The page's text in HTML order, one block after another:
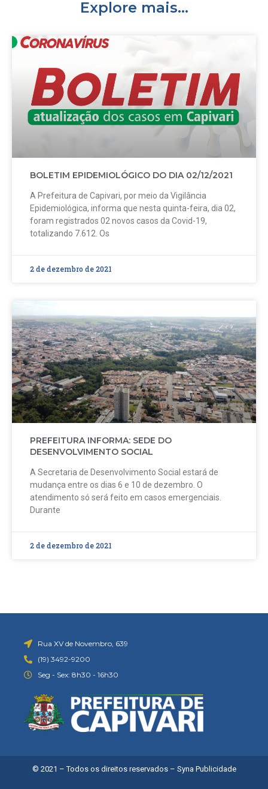
Explore mais...
BOLETIM EPIDEMIOLÓGICO DO DIA 02/12/2021
A Prefeitura de Capivari, por meio da Vigilância
Epidemiológica, informa que nesta quinta-feira, dia 02,
foram registrados 02 novos casos da Covid-19,
totalizando 7.612. Os
2 de dezembro de 2021
PREFEITURA INFORMA: SEDE DO
DESENVOLVIMENTO SOCIAL
A Secretaria de Desenvolvimento Social estará de
mudança entre os dias 6 e 10 de dezembro. O
atendimento só será feito em casos emergenciais.
Durante
2 de dezembro de 2021
Rua XV de Novembro, 639
(19) 3492-9200
Seg - Sex: 8h30 - 16h30
© 2021 – Todos os direitos reservados – Syna Publicidade